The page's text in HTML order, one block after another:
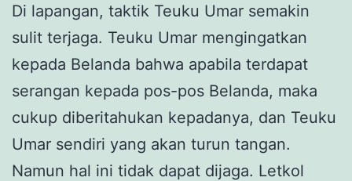
Di lapangan, taktik Teuku Umar semakin
sulit terjaga. Teuku Umar mengingatkan
kepada Belanda bahwa apabila terdapat
serangan kepada pos-pos Belanda, maka
cukup diberitahukan kepadanya, dan Teuku
Umar sendiri yang akan turun tangan.
Namun hal ini tidak dapat dijaga. Letkol